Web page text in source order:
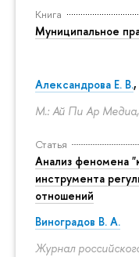
Книга
Муниципальное
Александрова Е. В.,
М.: Ай Пи Ар
Статья
Анализ феномена
инструмента
отношений
Виноградов В. А.
Журнал